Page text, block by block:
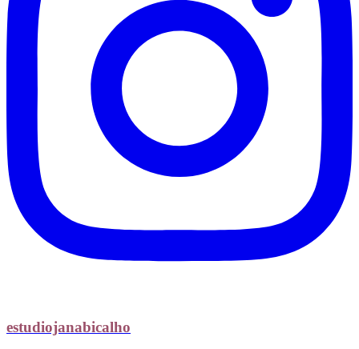
estudiojanabicalho